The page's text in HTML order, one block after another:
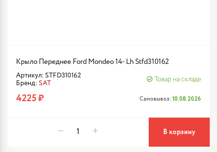
Крыло Переднее Ford Mondeo 14- Lh Stfd310162
Артикул: STFD310162
Бренд: SAT
Товар на складе
4225 ₽ Самовывоз: 10.08.2026
В корзину